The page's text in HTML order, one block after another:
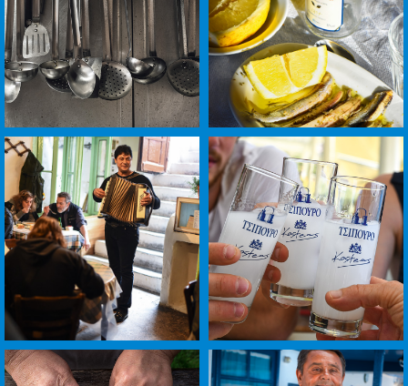
+ +
לפתיחת
התמונה
בגדול
-
+
לפתיחת
התמונה
בגדול
-
+
לפתיחת
התמונה
לפתיחת
התמונה